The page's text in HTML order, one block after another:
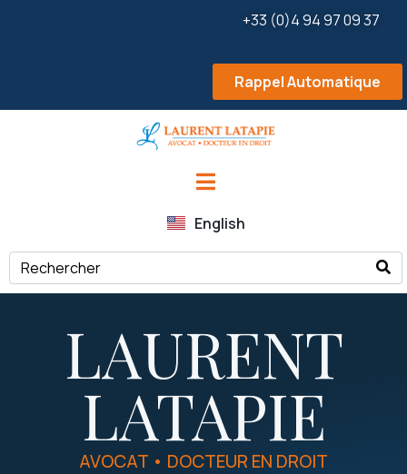
+33 (0)4 94 97 09 37
Rappel Automatique
English
LAURENT
LATAPIE
AVOCAT • DOCTEUR EN DROIT